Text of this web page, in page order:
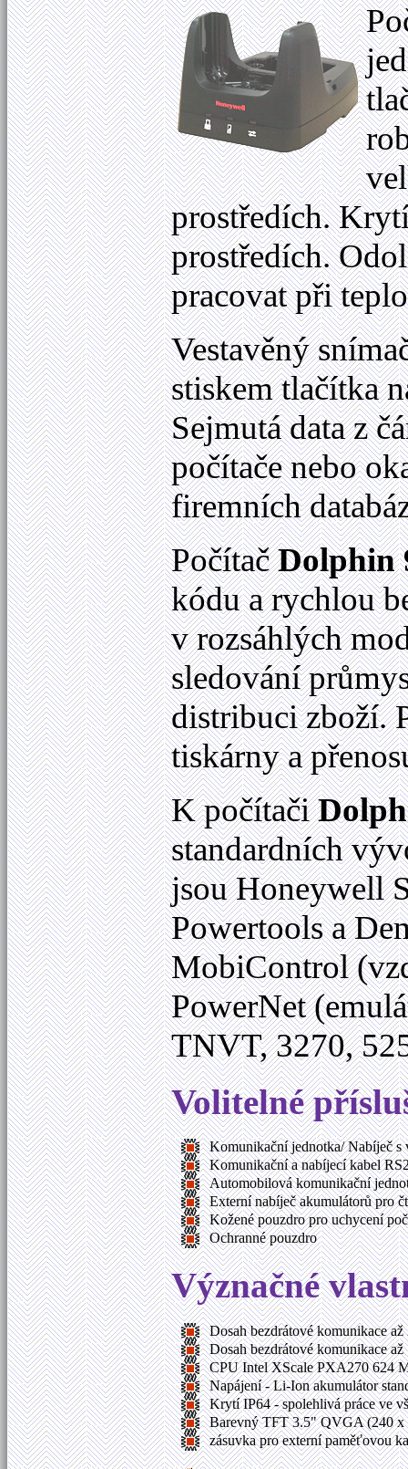
prostředích.
prostředích.
pracovat při
Vestavěný
stiskem tlačítka
Sejmutá data z
počítače nebo
firemních
PočítačDolphin
kódu a rychlou
v rozsáhlých
sledování
distribuci zboží.
tiskárny a
K počítači
standardních
jsou Honeywell
Powertools a
MobiControl
PowerNet
TNVT, 3270,
Volitelné
Komunikační jednotka/ Nabíječ
Komunikační a nabíjecí kabel
Automobilová komunikační
Externí nabíječ akumulátorů pro
Kožené pouzdro pro uchycení
Ochranné pouzdro
Význačné
Dosah bezdrátové komunikace
Dosah bezdrátové komunikace
CPU Intel XScale PXA270 624
Napájení - Li-Ion akumulátor
Krytí IP64 - spolehlivá práce ve
Barevný TFT 3.5" QVGA (240 x
zásuvka pro externí paměťovou